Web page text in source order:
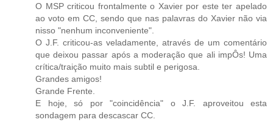
O MSP criticou frontalmente o Xavier por este ter apelado
ao voto em CC, sendo que nas palavras do Xavier não via
nisso "nenhum inconveniente".
O J.F. criticou-as veladamente, através de um comentário
que deixou passar após a moderação que ali impÔs! Uma
crítica/traição muito mais subtil e perigosa.
Grandes amigos!
Grande Frente.
E hoje, só por "coincidência" o J.F. aproveitou esta
sondagem para descascar CC.